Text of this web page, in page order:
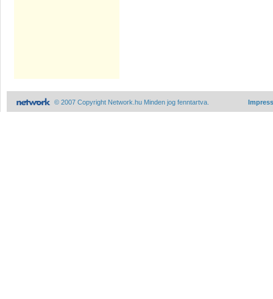
© 2007 Copyright Network.hu Minden jog fenntartva.